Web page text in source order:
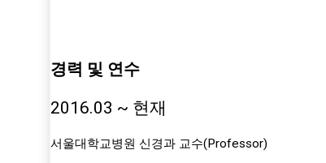
경력 및 연수
2016.03 ~ 현재
서울대학교병원 신경과 교수(Professor)